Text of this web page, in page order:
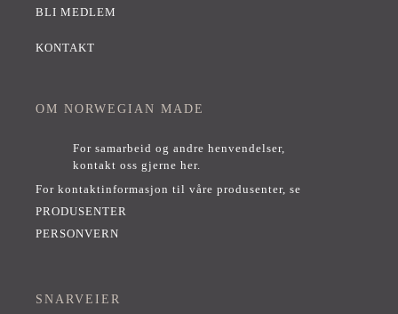
BLI MEDLEM
KONTAKT
OM NORWEGIAN MADE
For samarbeid og andre henvendelser,
kontakt oss gjerne her.
For kontaktinformasjon til våre produsenter, se
PRODUSENTER
PERSONVERN
SNARVEIER